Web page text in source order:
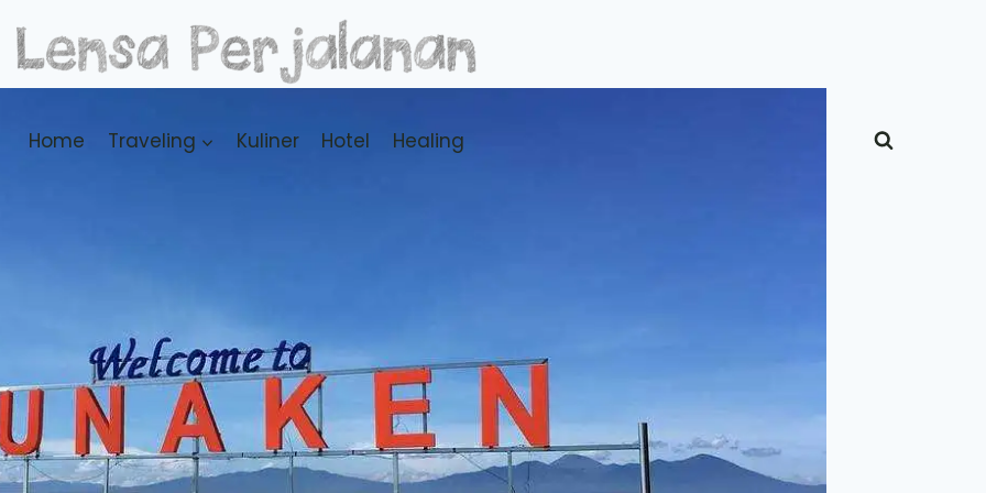
Home Traveling Kuliner Hotel Healing